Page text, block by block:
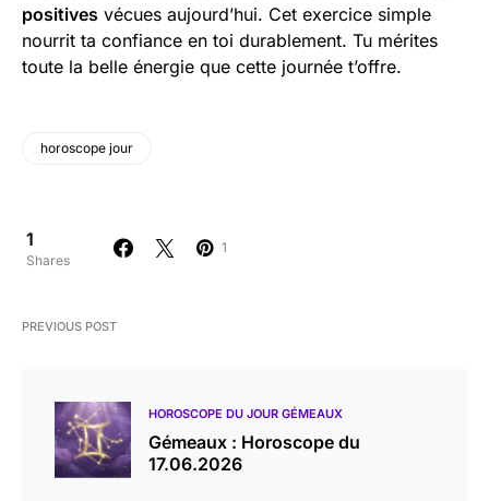
positives vécues aujourd’hui. Cet exercice simple
nourrit ta confiance en toi durablement. Tu mérites
toute la belle énergie que cette journée t’offre.
horoscope jour
1
Shares
1
PREVIOUS POST
HOROSCOPE DU JOUR GÉMEAUX
Gémeaux : Horoscope du
17.06.2026